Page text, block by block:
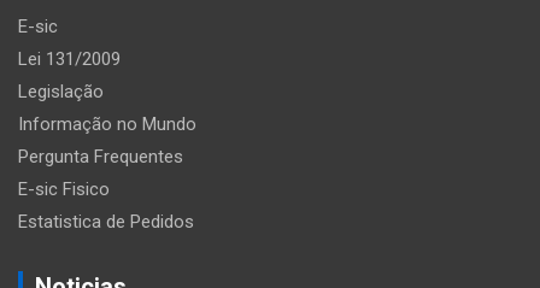
E-sic
Lei 131/2009
Legislação
Informação no Mundo
Pergunta Frequentes
E-sic Fisico
Estatistica de Pedidos